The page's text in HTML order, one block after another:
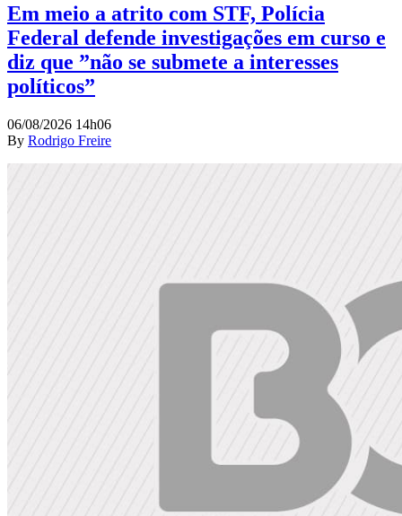
Em meio a atrito com STF, Polícia
Federal defende investigações em curso e
diz que ”não se submete a interesses
políticos”
06/08/2026 14h06
By Rodrigo Freire